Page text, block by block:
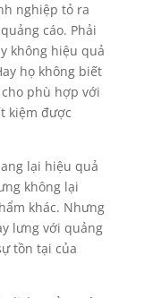
nghiệp tỏ ra
cáo. Phải
không hiệu quả
họ không biết
phù hợp với
kiệm được
lại hiệu quả
không lại
khác. Nhưng
lưng với quảng
tồn tại của